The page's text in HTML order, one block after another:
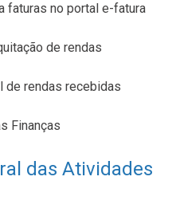
faturas no portal e-fatura
de rendas
de rendas recebidas
Finanças
das Atividades